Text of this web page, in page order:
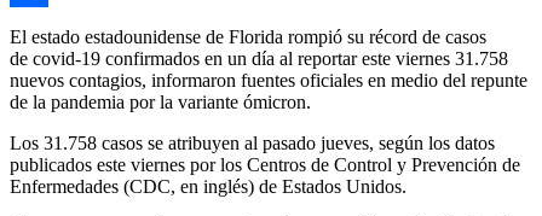
Compartir
El estado estadounidense de Florida rompió su récord de casos
de covid-19 confirmados en un día al reportar este viernes 31.758
nuevos contagios, informaron fuentes oficiales en medio del repunte
de la pandemia por la variante ómicron.
Los 31.758 casos se atribuyen al pasado jueves, según los datos
publicados este viernes por los Centros de Control y Prevención de
Enfermedades (CDC, en inglés) de Estados Unidos.